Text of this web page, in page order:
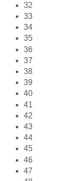
32
33
34
35
36
37
38
39
40
41
42
43
44
45
46
47